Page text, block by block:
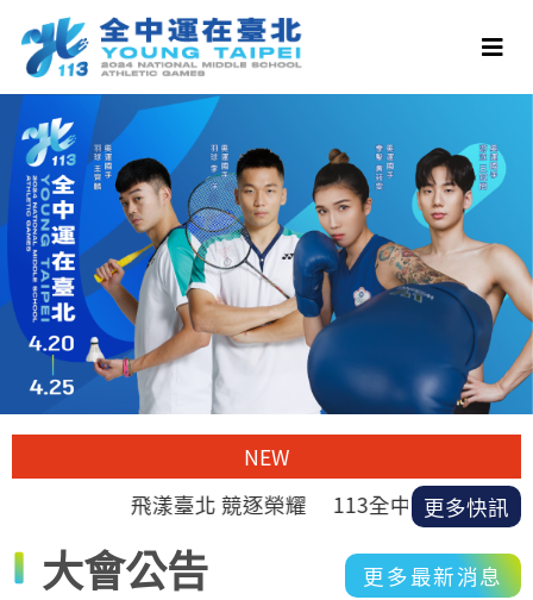
NEW
飛漾臺北 競逐榮耀 113全中運在臺北更多快訊
大會公告 更多最新消息